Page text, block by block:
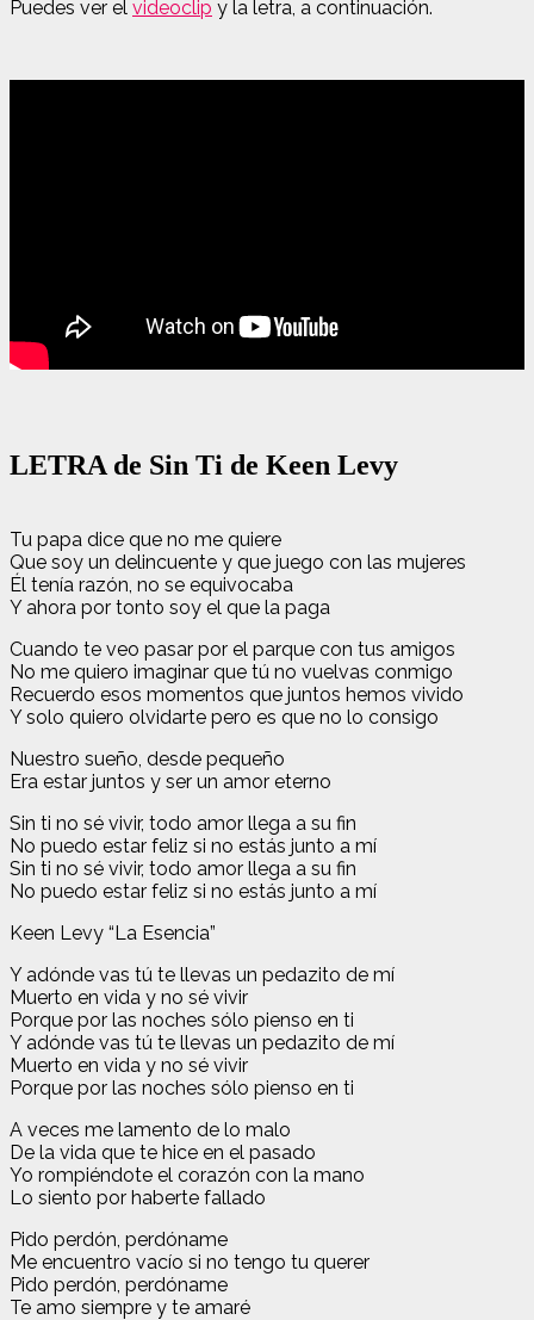
Puedes ver el videoclip y la letra, a continuación.
LETRA de Sin Ti de Keen Levy
Tu papa dice que no me quiere
Que soy un delincuente y que juego con las mujeres
Él tenía razón, no se equivocaba
Y ahora por tonto soy el que la paga
Cuando te veo pasar por el parque con tus amigos
No me quiero imaginar que tú no vuelvas conmigo
Recuerdo esos momentos que juntos hemos vivido
Y solo quiero olvidarte pero es que no lo consigo
Nuestro sueño, desde pequeño
Era estar juntos y ser un amor eterno
Sin ti no sé vivir, todo amor llega a su fin
No puedo estar feliz si no estás junto a mí
Sin ti no sé vivir, todo amor llega a su fin
No puedo estar feliz si no estás junto a mí
Keen Levy “La Esencia”
Y adónde vas tú te llevas un pedazito de mí
Muerto en vida y no sé vivir
Porque por las noches sólo pienso en ti
Y adónde vas tú te llevas un pedazito de mí
Muerto en vida y no sé vivir
Porque por las noches sólo pienso en ti
A veces me lamento de lo malo
De la vida que te hice en el pasado
Yo rompiéndote el corazón con la mano
Lo siento por haberte fallado
Pido perdón, perdóname
Me encuentro vacío si no tengo tu querer
Pido perdón, perdóname
Te amo siempre y te amaré